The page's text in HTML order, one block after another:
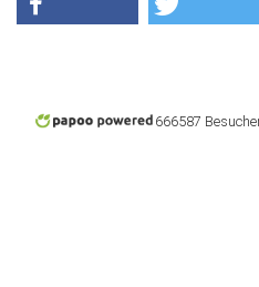
666587